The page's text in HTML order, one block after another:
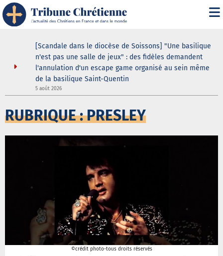
[Scandale dans le diocèse de Soissons] "Une basilique
n'est pas une salle de jeux" : des fidèles demandent
l'annulation d'un escape game organisé au sein même
de la basilique Saint-Quentin
5 août 2026
RUBRIQUE : PRESLEY
©crédit photo-tous droits réservés